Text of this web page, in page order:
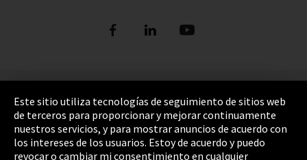
Pie de imprenta
Política de privacidad
Cookie Settings
Este sitio utiliza tecnologías de seguimiento de sitios web
de terceros para proporcionar y mejorar continuamente
nuestros servicios, y para mostrar anuncios de acuerdo con
los intereses de los usuarios. Estoy de acuerdo y puedo
revocar o cambiar mi consentimiento en cualquier